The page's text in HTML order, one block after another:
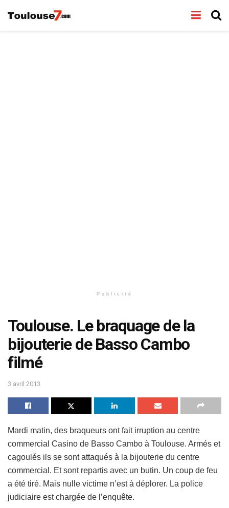
Publicité
Toulouse. Le braquage de la
bijouterie de Basso Cambo
filmé
3 avril 2013
Mardi matin, des braqueurs ont fait irruption au centre
commercial Casino de Basso Cambo à Toulouse. Armés et
cagoulés ils se sont attaqués à la bijouterie du centre
commercial. Et sont repartis avec un butin. Un coup de feu
a été tiré. Mais nulle victime n’est à déplorer. La police
judiciaire est chargée de l’enquête.